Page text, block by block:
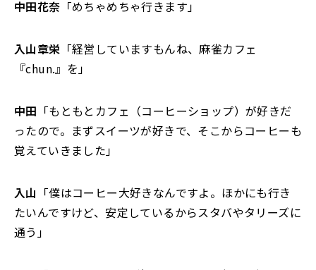
中田花奈 「めちゃめちゃ行きます」
入山章栄 「経営していますもんね、麻雀カフェ
『chun.』を」
中田 「もともとカフェ（コーヒーショップ）が好きだ
ったので。まずスイーツが好きで、そこからコーヒーも
覚えていきました」
入山 「僕はコーヒー大好きなんですよ。ほかにも行き
たいんですけど、安定しているからスタバやタリーズに
通う」